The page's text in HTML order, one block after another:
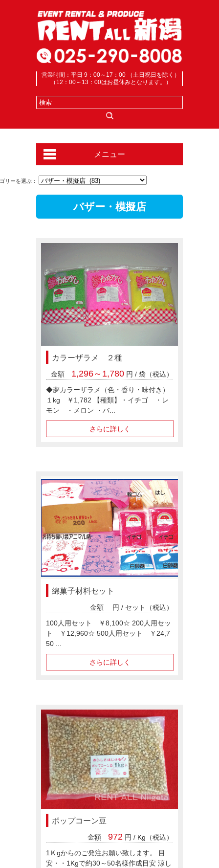
営業時間：平日 9：00～17：00 （土日祝日を除く）
（12：00～13：00はお昼休みとなります。）
メニュー
支払い方法
レンタル規約
ごあいさつ
求人情報案内
FC紹介
リーを選ぶ：
バザー・模擬店
カラーザラメ ２種
金額 1,296～1,780 円 / 袋（税込）
◆夢カラーザラメ（色・香り・味付き）
１kg ￥1,782 【種類】・イチゴ ・レ
モン ・メロン ・バ...
さらに詳しく
綿菓子材料セット
金額
円 / セット（税込）
100人用セット ￥8,100☆ 200人用セッ
ト ￥12,960☆ 500人用セット ￥24,7
50 ...
さらに詳しく
ポップコーン豆
金額 972 円 / Kg（税込）
1Ｋgからのご発注お願い致します。 目
安・・1Kgで約30～50名様作成目安 涼し